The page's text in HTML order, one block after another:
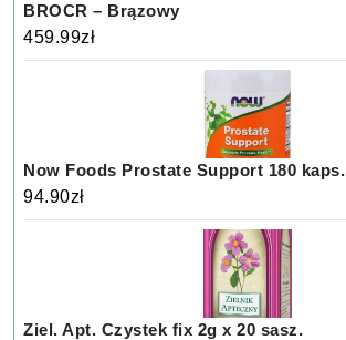
BROCR – Brązowy
459.99zł
Now Foods Prostate Support 180 kaps.
94.90zł
Ziel. Apt. Czystek fix 2g x 20 sasz.